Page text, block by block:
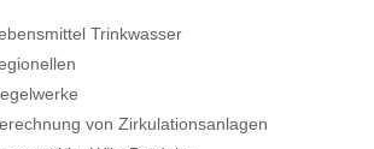
Trinkwasser
von Zirkulationsanlagen